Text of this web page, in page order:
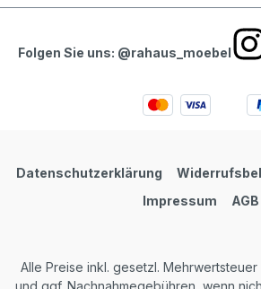
Folgen Sie uns: @rahaus_moebel
Datenschutzerklärung
Impressum
AGB
Alle Preise inkl. gesetzl. Mehrwertsteuer